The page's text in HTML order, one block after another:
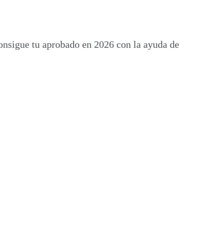
tu aprobado en 2026 con la ayuda de